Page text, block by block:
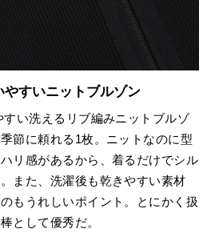
やすいニットブルゾン
い洗えるリブ編みニットブルゾ
節に頼れる1枚。ニットなのに型
リ感があるから、着るだけでシル
また、洗濯後も乾きやすい素材
もうれしいポイント。とにかく扱
として優秀だ。